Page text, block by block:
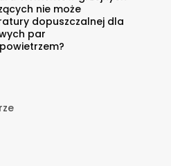
nie może
dopuszczalnej dla
par